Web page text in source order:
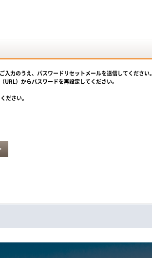
力のうえ、パスワードリセットメールを送信してください。
）からパスワードを再設定してください。
ださい。